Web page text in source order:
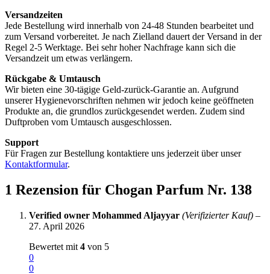
Versandzeiten
Jede Bestellung wird innerhalb von 24-48 Stunden bearbeitet und
zum Versand vorbereitet. Je nach Zielland dauert der Versand in der
Regel 2-5 Werktage. Bei sehr hoher Nachfrage kann sich die
Versandzeit um etwas verlängern.
Rückgabe & Umtausch
Wir bieten eine 30-tägige Geld-zurück-Garantie an. Aufgrund
unserer Hygienevorschriften nehmen wir jedoch keine geöffneten
Produkte an, die grundlos zurückgesendet werden. Zudem sind
Duftproben vom Umtausch ausgeschlossen.
Support
Für Fragen zur Bestellung kontaktiere uns jederzeit über unser
Kontaktformular.
1 Rezension für Chogan Parfum Nr. 138
Verified owner (Verifizierter Kauf) –
27. April 2026
Bewertet mit 4 von 5
0
0